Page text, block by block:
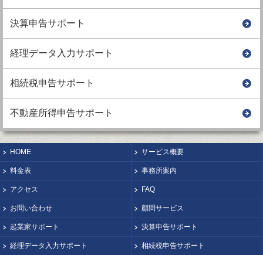
決算申告サポート
経理データ入力サポート
相続税申告サポート
不動産所得申告サポート
HOME サービス概要
料金表 事務所案内
アクセス FAQ
お問い合わせ 顧問サービス
起業家サポート 決算申告サポート
経理データ入力サポート 相続税申告サポート